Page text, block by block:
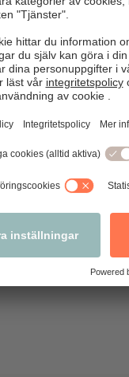
konton.
sidan där
bara kunna ett
Bardeman 30 mars